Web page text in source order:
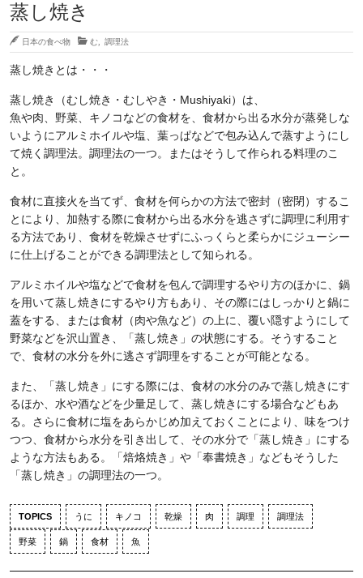
蒸し焼き
日本の食べ物 む 調理法
蒸し焼きとは・・・
蒸し焼き（むし焼き・むしやき・Mushiyaki）は、
魚や肉、野菜、キノコなどの食材を、食材から出る水分が蒸発しな
いようにアルミホイルや塩、葉っぱなどで包み込んで蒸すようにし
て焼く調理法。調理法の一つ。またはそうして作られる料理のこ
と。
食材に直接火を当てず、食材を何らかの方法で密封（密閉）するこ
とにより、加熱する際に食材から出る水分を逃さずに調理に利用す
る方法であり、食材を乾燥させずにふっくらと柔らかにジューシー
に仕上げることができる調理法として知られる。
アルミホイルや塩などで食材を包んで調理するやり方のほかに、鍋
を用いて蒸し焼きにするやり方もあり、その際にはしっかりと鍋に
蓋をする、または食材（肉や魚など）の上に、覆い隠すようにして
野菜などを沢山置き、「蒸し焼き」の状態にする。そうすること
で、食材の水分を外に逃さず調理をすることが可能となる。
また、「蒸し焼き」にする際には、食材の水分のみで蒸し焼きにす
るほか、水や酒などを少量足して、蒸し焼きにする場合などもあ
る。さらに食材に塩をあらかじめ加えておくことにより、味をつけ
つつ、食材から水分を引き出して、その水分で「蒸し焼き」にする
ような方法もある。「焙烙焼き」や「奉書焼き」などもそうした
「蒸し焼き」の調理法の一つ。
TOPICS うに キノコ 乾燥 肉 調理 調理法
野菜 鍋 食材 魚